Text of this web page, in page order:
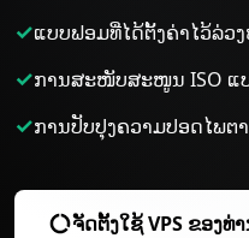
✓ແບບຟອມ​ທີ່​ໄດ້​ຕັ້ງຄ່າ​ໄວ້​ລ່ວ
✓ການສະ​ໜັບສະໜູນ ISO ແ
✓ການປັບປຸງ​ຄວາມປອດໄພ​ຕ
ຈັດ​ຕັ້ງ​ໃຊ້ VPS ຂອງທ່